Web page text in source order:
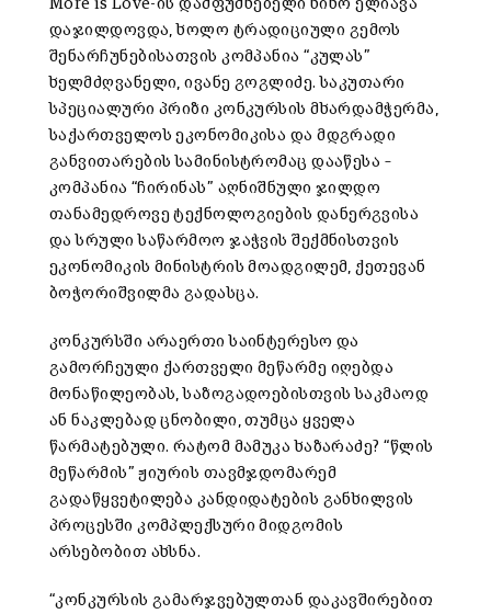
More is Love-ის დამფუძნებელი ნინო ელიავა
დაჯილდოვდა, ხოლო ტრადიციული გემოს
შენარჩუნებისათვის კომპანია “კულას”
ხელმძღვანელი, ივანე გოგლიძე. საკუთარი
სპეციალური პრიზი კონკურსის მხარდამჭერმა,
საქართველოს ეკონომიკისა და მდგრადი
განვითარების სამინისტრომაც დააწესა –
კომპანია “ჩირინას” აღნიშნული ჯილდო
თანამედროვე ტექნოლოგიების დანერგვისა
და სრული საწარმოო ჯაჭვის შექმნისთვის
ეკონომიკის მინისტრის მოადგილემ, ქეთევან
ბოჭორიშვილმა გადასცა.
კონკურსში არაერთი საინტერესო და
გამორჩეული ქართველი მეწარმე იღებდა
მონაწილეობას, საზოგადოებისთვის საკმაოდ
ან ნაკლებად ცნობილი, თუმცა ყველა
წარმატებული. რატომ მამუკა ხაზარაძე? “წლის
მეწარმის” ჟიურის თავმჯდომარემ
გადაწყვეტილება კანდიდატების განხილვის
პროცესში კომპლექსური მიდგომის
არსებობით ახსნა.
“კონკურსის გამარჯვებულთან დაკავშირებით